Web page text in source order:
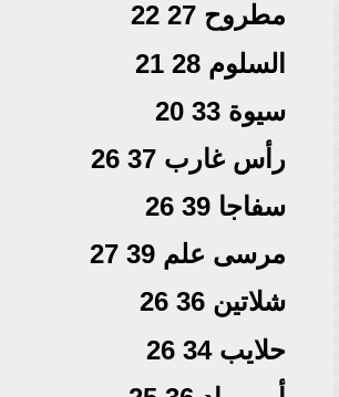
مطروح 27 22
السلوم 28 21
سيوة 33 20
رأس غارب 37 26
سفاجا 39 26
مرسى علم 39 27
شلاتين 36 26
حلايب 34 26